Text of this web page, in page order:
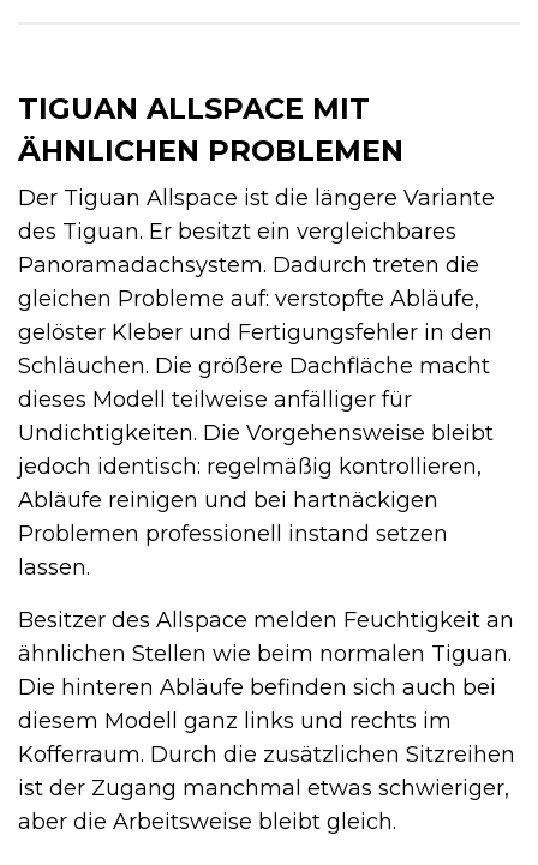
TIGUAN ALLSPACE MIT
ÄHNLICHEN PROBLEMEN
Der Tiguan Allspace ist die längere Variante
des Tiguan. Er besitzt ein vergleichbares
Panoramadachsystem. Dadurch treten die
gleichen Probleme auf: verstopfte Abläufe,
gelöster Kleber und Fertigungsfehler in den
Schläuchen. Die größere Dachfläche macht
dieses Modell teilweise anfälliger für
Undichtigkeiten. Die Vorgehensweise bleibt
jedoch identisch: regelmäßig kontrollieren,
Abläufe reinigen und bei hartnäckigen
Problemen professionell instand setzen
lassen.
Besitzer des Allspace melden Feuchtigkeit an
ähnlichen Stellen wie beim normalen Tiguan.
Die hinteren Abläufe befinden sich auch bei
diesem Modell ganz links und rechts im
Kofferraum. Durch die zusätzlichen Sitzreihen
ist der Zugang manchmal etwas schwieriger,
aber die Arbeitsweise bleibt gleich.